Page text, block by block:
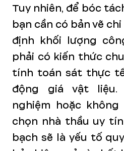
Tuy nhiên, để bóc
bạn cần có bản vẽ
định khối lượng
phải có kiến thức
tính toán sát thực
động giá vật liệu.
nghiệm hoặc
chọn nhà thầu uy
bạch sẽ là yếu tố